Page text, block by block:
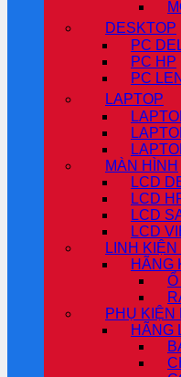
DESKTOP
PC
PC HP
PC
LAPTOP
MÀN HÌNH
LCD
LCD
LCD
LCD
LINH
HÃNG
PHỤ KIỆN
HÃNG